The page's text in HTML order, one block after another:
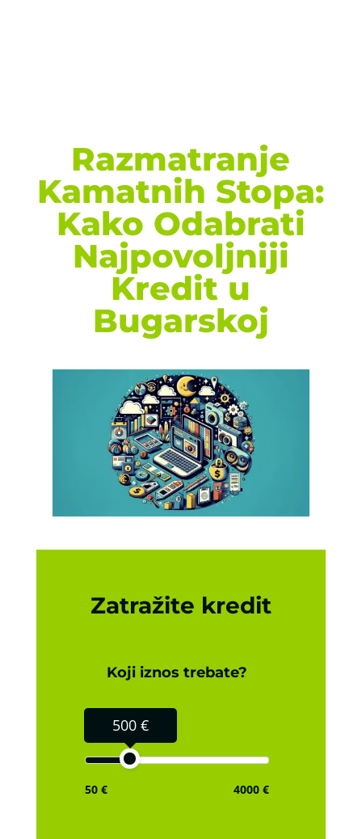
Razmatranje
Kamatnih Stopa:
Kako Odabrati
Najpovoljniji
Kredit u
Bugarskoj
Zatražite kredit
Koji iznos trebate?
500 €
50 € 4000 €